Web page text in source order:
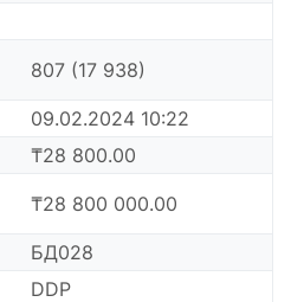
807 (17 938)
09.02.2024 10:22
₸28 800.00
₸28 800 000.00
БД028
DDP